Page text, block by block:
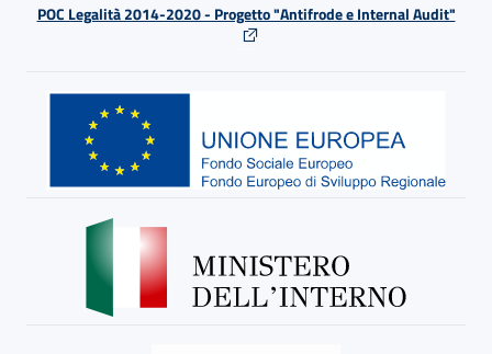
POC Legalità 2014-2020 - Progetto "Antifrode e Internal Audit"